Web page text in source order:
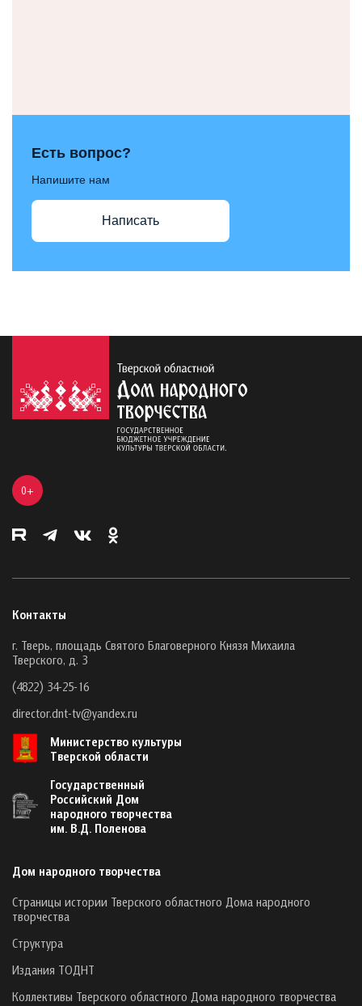
Есть вопрос?
Напишите нам
Написать
0+
Контакты
г. Тверь, площадь Святого Благоверного Князя Михаила
Тверского, д. 3
(4822) 34-25-16
director.dnt-tv@yandex.ru
Министерство культуры
Тверской области
Государственный
Российский Дом
народного творчества
им. В.Д. Поленова
Дом народного творчества
Страницы истории Тверского областного Дома народного
творчества
Структура
Издания ТОДНТ
Коллективы Тверского областного Дома народного творчества